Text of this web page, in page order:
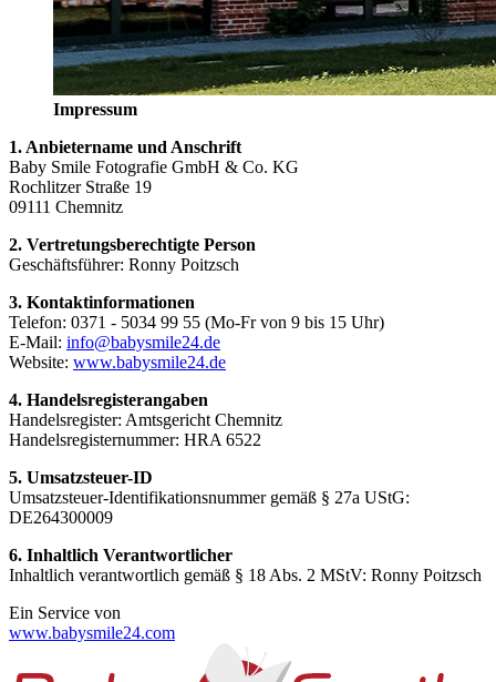
Impressum
1. Anbietername und Anschrift
Baby Smile Fotografie GmbH & Co. KG
Rochlitzer Straße 19
09111 Chemnitz
2. Vertretungsberechtigte Person
Geschäftsführer: Ronny Poitzsch
3. Kontaktinformationen
Telefon: 0371 - 5034 99 55 (Mo-Fr von 9 bis 15 Uhr)
E-Mail: info@babysmile24.de
Website: www.babysmile24.de
4. Handelsregisterangaben
Handelsregister: Amtsgericht Chemnitz
Handelsregisternummer: HRA 6522
5. Umsatzsteuer-ID
Umsatzsteuer-Identifikationsnummer gemäß § 27a UStG:
DE264300009
6. Inhaltlich Verantwortlicher
Inhaltlich verantwortlich gemäß § 18 Abs. 2 MStV: Ronny Poitzsch
Ein Service von
www.babysmile24.com